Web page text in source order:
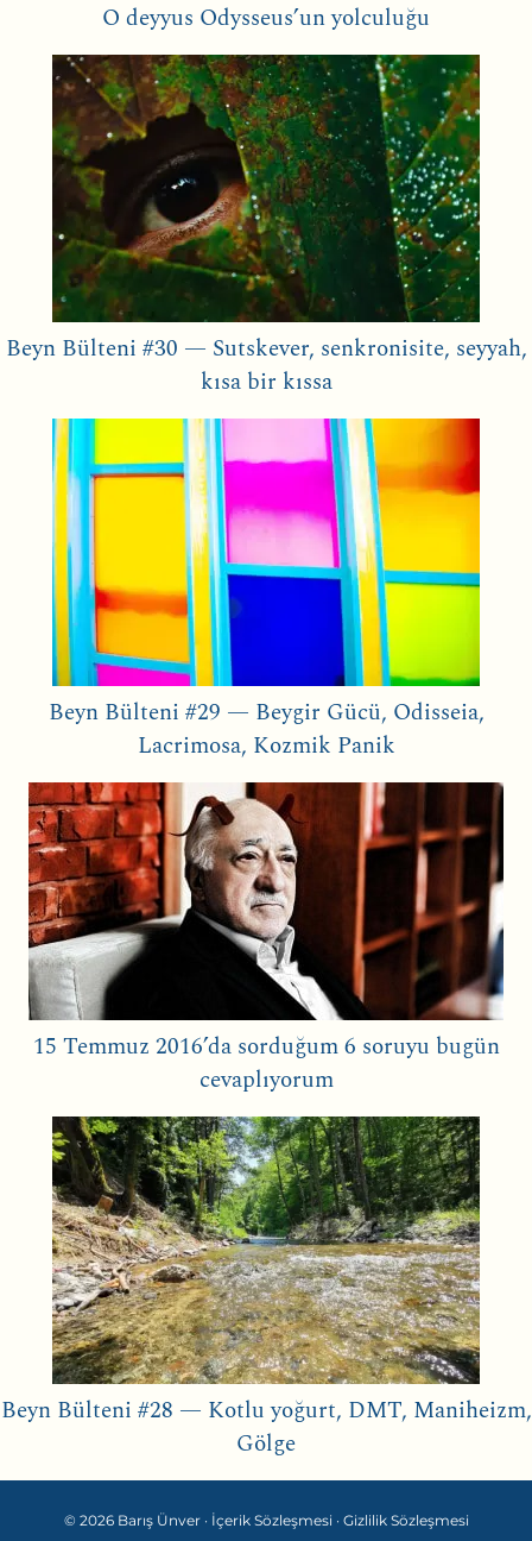
O deyyus Odysseus’un yolculuğu
Beyn Bülteni #30 — Sutskever, senkronisite, seyyah,
kısa bir kıssa
Beyn Bülteni #29 — Beygir Gücü, Odisseia,
Lacrimosa, Kozmik Panik
15 Temmuz 2016’da sorduğum 6 soruyu bugün
cevaplıyorum
Beyn Bülteni #28 — Kotlu yoğurt, DMT, Maniheizm,
Gölge
© 2026 Barış Ünver · İçerik Sözleşmesi · Gizlilik Sözleşmesi